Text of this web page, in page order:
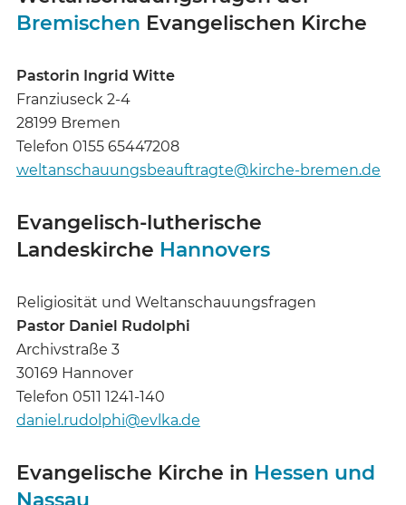
Bremischen Evangelischen Kirche
Pastorin Ingrid Witte
Franziuseck 2-4
28199 Bremen
Telefon 0155 65447208
weltanschauungsbeauftragte@kirche-bremen.de
Evangelisch-lutherische
Landeskirche Hannovers
Religiosität und Weltanschauungsfragen
Pastor Daniel Rudolphi
Archivstraße 3
30169 Hannover
Telefon 0511 1241-140
daniel.rudolphi@evlka.de
Evangelische Kirche in Hessen und
Nassau